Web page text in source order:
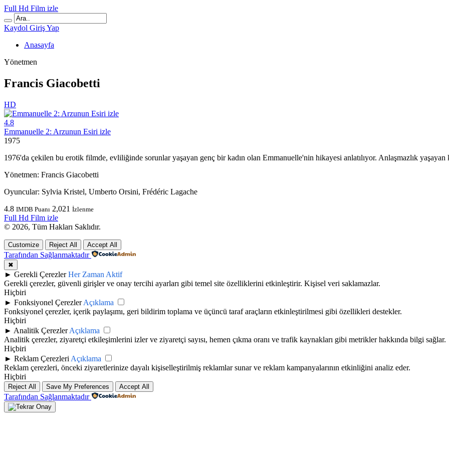
Full Hd Film izle
Kaydol Giriş Yap
Anasayfa
Yönetmen
Francis Giacobetti
HD
4.8
Emmanuelle 2: Arzunun Esiri izle
1975
1976'da çekilen bu erotik filmde, evliliğinde sorunlar yaşayan genç bir kadın olan Emmanuelle'nin hikayesi anlatılıyor. Anlaşmazlık yaşayan
Yönetmen: Francis Giacobetti
Oyuncular: Sylvia Kristel, Umberto Orsini, Frédéric Lagache
4.8 IMDB Puanı 2,021 İzlenme
Full Hd Film izle
© 2026, Tüm Hakları Saklıdır.
Customize Reject All Accept All
Tarafından Sağlanmaktadır
✖
► Gerekli Çerezler Her Zaman Aktif
Gerekli çerezler, güvenli girişler ve onay tercihi ayarları gibi temel site özelliklerini etkinleştirir. Kişisel veri saklamazlar.
Hiçbiri
► Fonksiyonel Çerezler Açıklama
Fonksiyonel çerezler, içerik paylaşımı, geri bildirim toplama ve üçüncü taraf araçların etkinleştirilmesi gibi özellikleri destekler.
Hiçbiri
► Analitik Çerezler Açıklama
Analitik çerezler, ziyaretçi etkileşimlerini izler ve ziyaretçi sayısı, hemen çıkma oranı ve trafik kaynakları gibi metrikler hakkında bilgi sağlar.
Hiçbiri
► Reklam Çerezleri Açıklama
Reklam çerezleri, önceki ziyaretlerinize dayalı kişiselleştirilmiş reklamlar sunar ve reklam kampanyalarının etkinliğini analiz eder.
Hiçbiri
Reject All Save My Preferences Accept All
Tarafından Sağlanmaktadır